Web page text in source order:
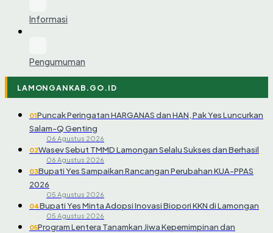
Informasi
Pengumuman
LAMONGANKAB.GO.ID
01Puncak Peringatan HARGANAS dan HAN, Pak Yes Luncurkan
Salam-Q Genting
06 Agustus 2026
02Wasev Sebut TMMD Lamongan Selalu Sukses dan Berhasil
06 Agustus 2026
03Bupati Yes Sampaikan Rancangan Perubahan KUA-PPAS
2026
05 Agustus 2026
04Bupati Yes Minta Adopsi Inovasi Biopori KKN di Lamongan
05 Agustus 2026
05Program Lentera Tanamkan Jiwa Kepemimpinan dan